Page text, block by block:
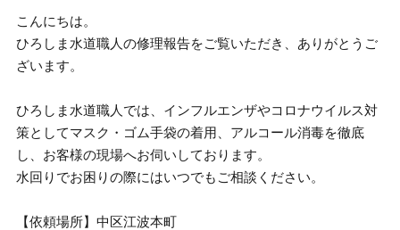
こんにちは。
ひろしま水道職人の修理報告をご覧いただき、ありがとうご
ざいます。
ひろしま水道職人では、インフルエンザやコロナウイルス対
策としてマスク・ゴム手袋の着用、アルコール消毒を徹底
し、お客様の現場へお伺いしております。
水回りでお困りの際にはいつでもご相談ください。
【依頼場所】中区江波本町